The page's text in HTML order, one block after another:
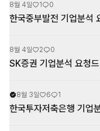
8월 4일 1 0
한국중부발전 기업분석
8월 4일 2 0
SK증권 기업분석 요청
8월 3일 6 1
한국투자저축은행 기업